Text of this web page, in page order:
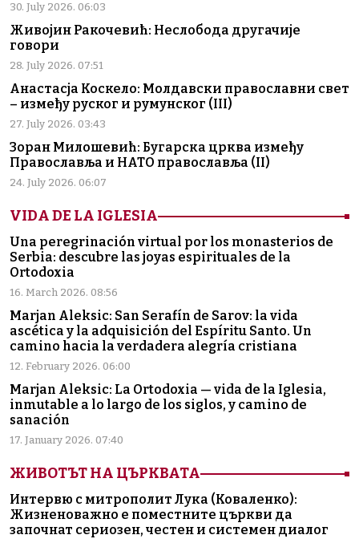
30. July 2026. 06:03
Живојин Ракочевић: Неслобода другачије
говори
28. July 2026. 07:51
Анастасја Коскело: Молдавски православни свет
– између руског и румунског (III)
27. July 2026. 03:43
Зоран Милошевић: Бугарска црква између
Православља и НАТО православља (II)
24. July 2026. 06:07
VIDA DE LA IGLESIA
Una peregrinación virtual por los monasterios de
Serbia: descubre las joyas espirituales de la
Ortodoxia
16. March 2026. 08:56
Marjan Aleksic: San Serafín de Sarov: la vida
ascética y la adquisición del Espíritu Santo. Un
camino hacia la verdadera alegría cristiana
12. February 2026. 06:00
Marjan Aleksic: La Ortodoxia — vida de la Iglesia,
inmutable a lo largo de los siglos, y camino de
sanación
17. January 2026. 07:40
ЖИВОТЪТ НА ЦЪРКВАТА
Интервю с митрополит Лука (Коваленко):
Жизненоважно е поместните църкви да
започнат сериозен, честен и системен диалог